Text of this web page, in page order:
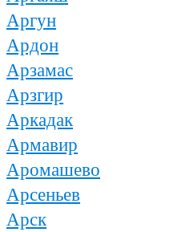
Аргун
Ардон
Арзамас
Арзгир
Аркадак
Армавир
Аромашево
Арсеньев
Арск